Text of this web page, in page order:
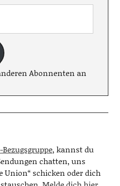
Abonnenten an
, kannst du
chatten, uns
Union“ schicken oder dich